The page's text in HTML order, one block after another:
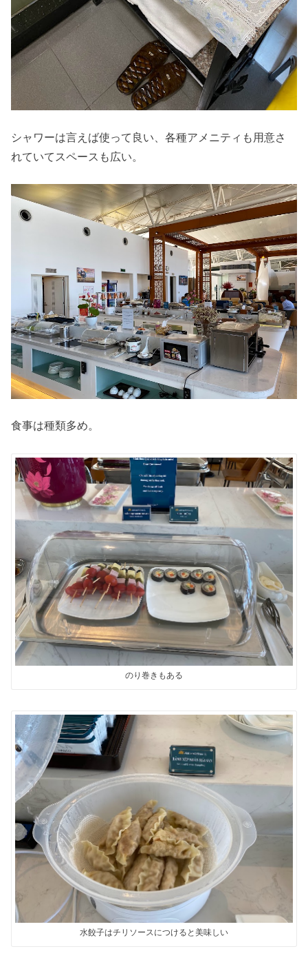
シャワーは言えば使って良い、各種アメニティも用意さ
れていてスペースも広い。
食事は種類多め。
のり巻きもある
水餃子はチリソースにつけると美味しい